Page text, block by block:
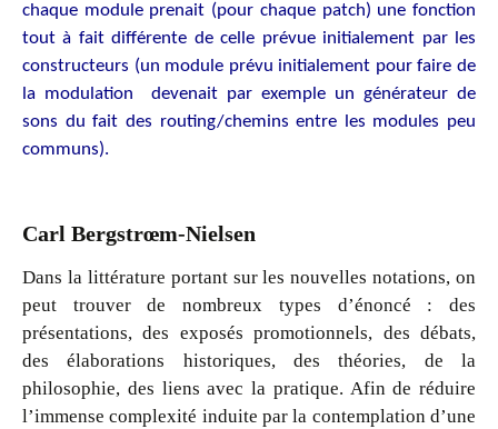
chaque module prenait (pour chaque patch) une fonction
tout à fait différente de celle prévue initialement par les
constructeurs (un module prévu initialement pour faire de
la modulation devenait par exemple un générateur de
sons du fait des routing/chemins entre les modules peu
communs).
Carl Bergstrœm-Nielsen
Dans la littérature portant sur les nouvelles notations, on
peut trouver de nombreux types d’énoncé : des
présentations, des exposés promotionnels, des débats,
des élaborations historiques, des théories, de la
philosophie, des liens avec la pratique. Afin de réduire
l’immense complexité induite par la contemplation d’une